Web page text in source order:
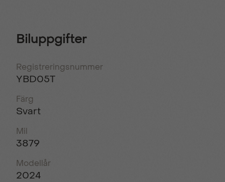
Biluppgifter
Registreringsnummer
YBD05T
Färg
Svart
Mil
3879
Modellår
2024